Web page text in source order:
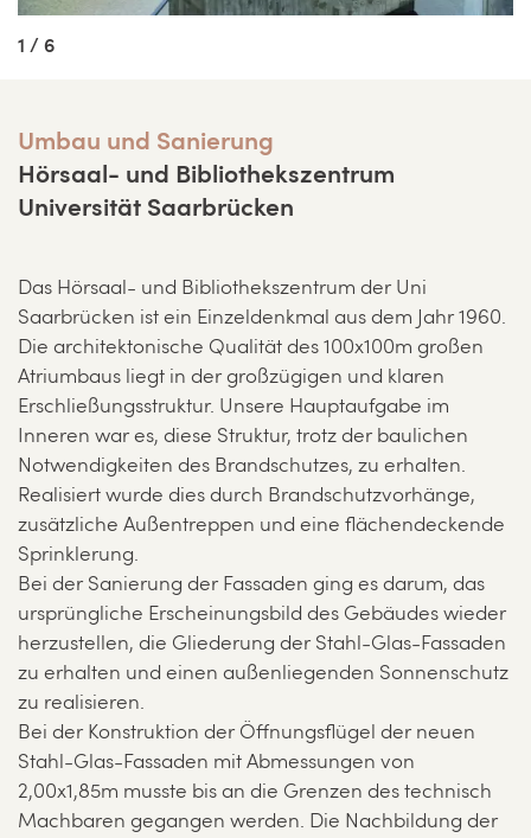
1 / 6
Umbau und Sanierung
Hörsaal- und Bibliothekszentrum
Universität Saarbrücken
Das Hörsaal- und Bibliothekszentrum der Uni
Saarbrücken ist ein Einzeldenkmal aus dem Jahr 1960.
Die architektonische Qualität des 100x100m großen
Atriumbaus liegt in der großzügigen und klaren
Erschließungsstruktur. Unsere Hauptaufgabe im
Inneren war es, diese Struktur, trotz der baulichen
Notwendigkeiten des Brandschutzes, zu erhalten.
Realisiert wurde dies durch Brandschutzvorhänge,
zusätzliche Außentreppen und eine flächendeckende
Sprinklerung.
Bei der Sanierung der Fassaden ging es darum, das
ursprüngliche Erscheinungsbild des Gebäudes wieder
herzustellen, die Gliederung der Stahl-Glas-Fassaden
zu erhalten und einen außenliegenden Sonnenschutz
zu realisieren.
Bei der Konstruktion der Öffnungsflügel der neuen
Stahl-Glas-Fassaden mit Abmessungen von
2,00x1,85m musste bis an die Grenzen des technisch
Machbaren gegangen werden. Die Nachbildung der